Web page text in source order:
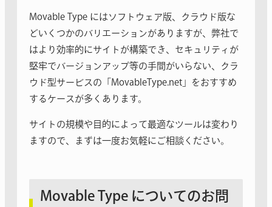
Movable Type にはソフトウェア版、クラウド版な
どいくつかのバリエーションがありますが、弊社で
はより効率的にサイトが構築でき、セキュリティが
堅牢でバージョンアップ等の手間がいらない、クラ
ウド型サービスの「MovableType.net」をおすすめ
するケースが多くあります。
サイトの規模や目的によって最適なツールは変わり
ますので、まずは一度お気軽にご相談ください。
Movable Type についてのお問